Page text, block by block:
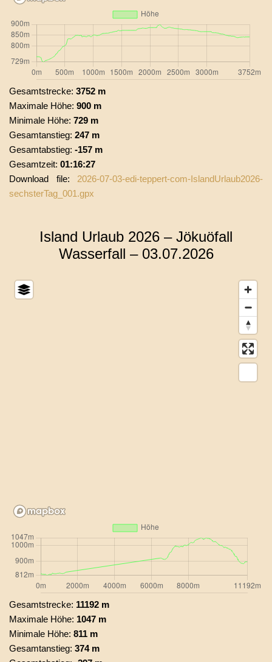
Gesamtstrecke: 3752 m
Maximale Höhe: 900 m
Minimale Höhe: 729 m
Gesamtanstieg: 247 m
Gesamtabstieg: -157 m
Gesamtzeit: 01:16:27
Download file: 2026-07-03-edi-teppert-com-IslandUrlaub2026-
sechsterTag_001.gpx
Island Urlaub 2026 – Jökuöfall
Wasserfall – 03.07.2026
Gesamtstrecke: 11192 m
Maximale Höhe: 1047 m
Minimale Höhe: 811 m
Gesamtanstieg: 374 m